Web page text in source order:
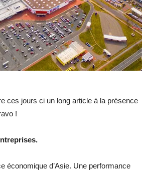
ces jours ci un long article à la présence
!
économique d’Asie. Une performance